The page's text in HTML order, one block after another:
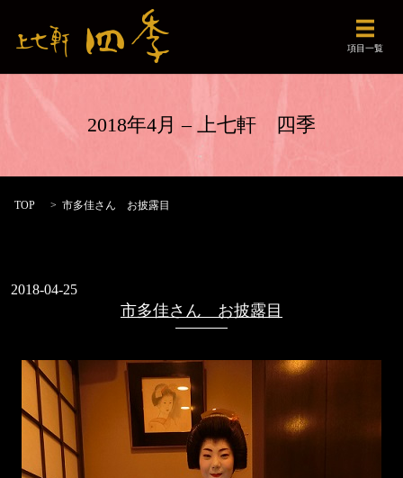
メニュ
項目一覧
2018年4月 – 上七軒 四季
TOP 市多佳さん お披露目
2018-04-25
市多佳さん お披露目